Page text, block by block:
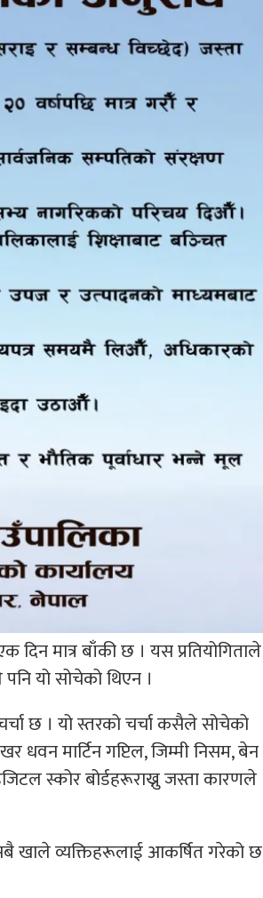
मात्र बाँकी छ । यस प्रतियोगिताले
यो सोचेको थिएन ।
छ । यो स्तरको चर्चा कसैले सोचेको
धवन मार्टिन गप्टिल, जिम्मी निसम, बेन
स्कोर बोर्डहरूराख्नु जस्ता कारणले
खाले व्यक्तिहरूलाई आकर्षित गरेको छ